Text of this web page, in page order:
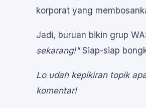
korporat yang
Jadi, buruan bikin grup WA:
sekarang!"Siap-siap
Lo udah kepikiran topik
komentar!